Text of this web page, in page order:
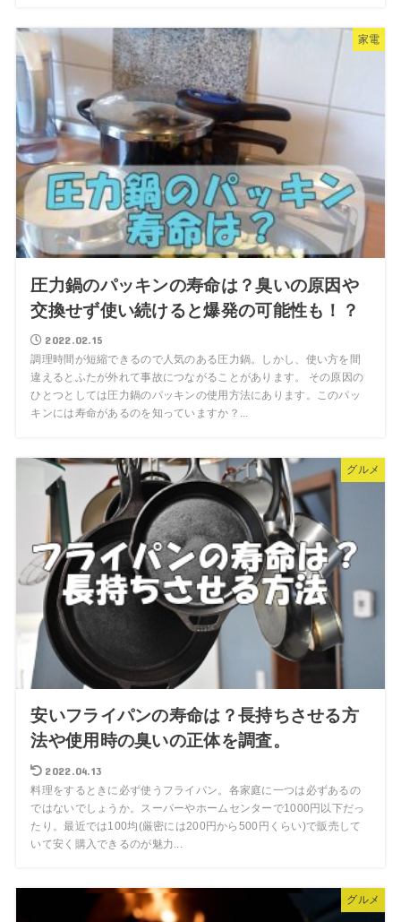
家電
圧力鍋のパッキンの寿命は？臭いの原因や
交換せず使い続けると爆発の可能性も！？
2022.02.15
調理時間が短縮できるので人気のある圧力鍋。しかし、使い方を間
違えるとふたが外れて事故につながることがあります。 その原因の
ひとつとしては圧力鍋のパッキンの使用方法にあります。このパッ
キンには寿命があるのを知っていますか？...
グルメ
安いフライパンの寿命は？長持ちさせる方
法や使用時の臭いの正体を調査。
2022.04.13
料理をするときに必ず使うフライパン。各家庭に一つは必ずあるの
ではないでしょうか。スーパーやホームセンターで1000円以下だっ
たり。最近では100均(厳密には200円から500円くらい)で販売して
いて安く購入できるのが魅力...
グルメ